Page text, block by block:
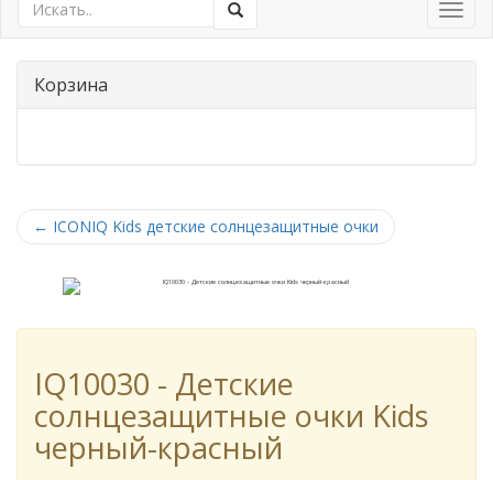
Корзина
← ICONIQ Kids детские солнцезащитные очки
IQ10030 - Детские
солнцезащитные очки Kids
черный-красный